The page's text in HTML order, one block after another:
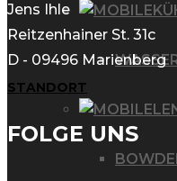
Jens Ihle
Reitzenhainer St. 31c
D - 09496 Marienberg
STANDORT
FOLGE UNS